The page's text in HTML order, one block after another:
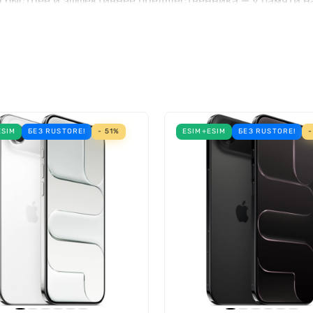
положительно сказался и на качестве работы
стала доступна запись видео в формате ProRes
камеру при съемке роликов. Звук,
и ультраширокоугольной камер разрешение 48
16 Pro делал впечатляющие кадры при любых
широкий угол обзора, за счет чего в кадре
защищен прочным стеклом Ceramic Shield. У этой
модель от предыдущих моделей отличают
БЕЗ RUSTORE! - 51% ESIM+ESIM БЕЗ RUSTORE! -